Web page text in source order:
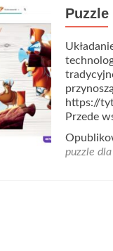
https://
Przede
puzzle